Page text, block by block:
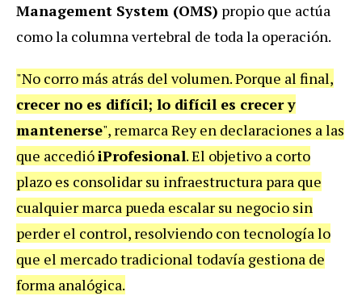
Management System (OMS) propio que actúa
como la columna vertebral de toda la operación.
"No corro más atrás del volumen. Porque al final,
crecer no es difícil; lo difícil es crecer y
mantenerse", remarca Rey en declaraciones a las
que accedióiProfesional. El objetivo a corto
plazo es consolidar su infraestructura para que
cualquier marca pueda escalar su negocio sin
perder el control, resolviendo con tecnología lo
que el mercado tradicional todavía gestiona de
forma analógica.